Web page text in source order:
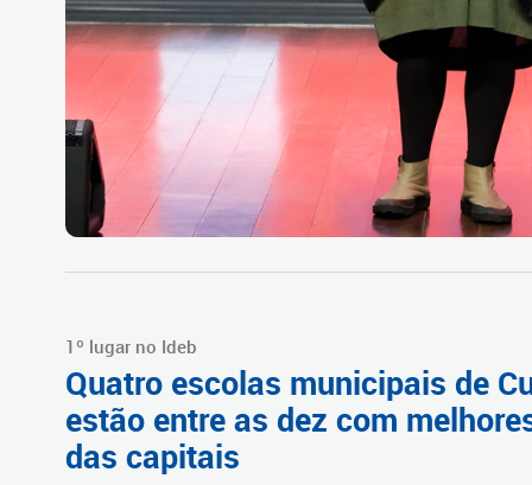
1º lugar no Ideb
Quatro escolas municipais de
estão entre as dez com
das capitais